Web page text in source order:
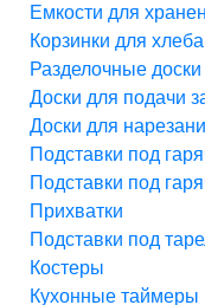
Емкости для
Корзинки для хлеба
Разделочные доски
Доски для подачи
Доски для
Подставки под
Подставки под
Прихватки
Подставки под
Костеры
Кухонные таймеры